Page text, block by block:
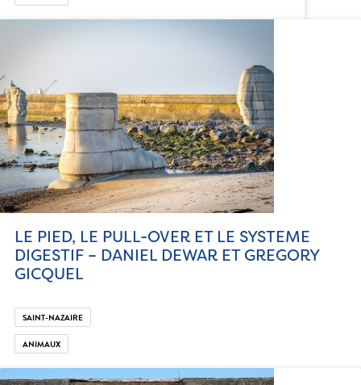
LE PIED, LE PULL-OVER ET LE SYSTEME
DIGESTIF – DANIEL DEWAR ET GREGORY
GICQUEL
SAINT-NAZAIRE
ANIMAUX